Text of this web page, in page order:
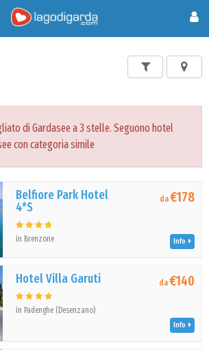
di Gardasee a 3 stelle. Seguono hotel
con categoria simile
Belfiore Park Hotel
4*S
in Brenzone
da€178
Info
Hotel Villa Garuti
in Padenghe (Desenzano)
da€140
Info